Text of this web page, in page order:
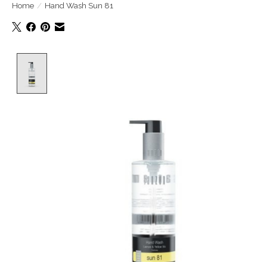
Home / Hand Wash Sun 81